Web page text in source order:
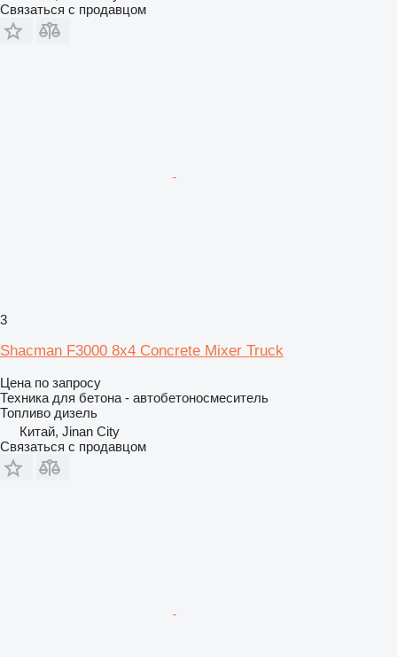
Связаться с продавцом
3
Shacman F3000 8x4 Concrete Mixer Truck
Цена по запросу
Техника для бетона - автобетоносмеситель
Топливо дизель
Китай, Jinan City
Связаться с продавцом